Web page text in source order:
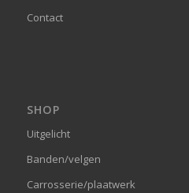
Contact
SHOP
Uitgelicht
Banden/velgen
Carrosserie/plaatwerk